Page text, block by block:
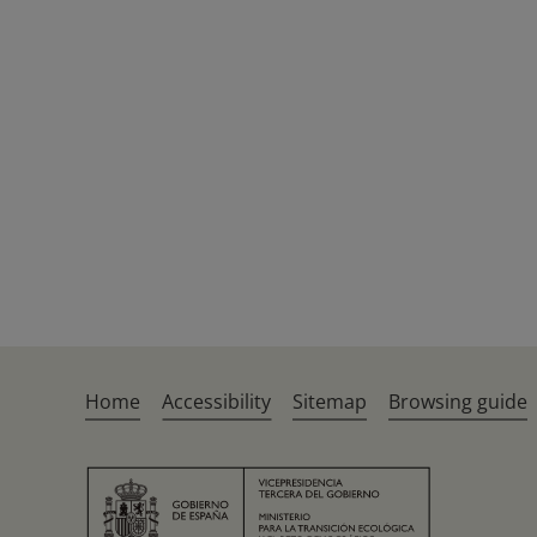
Home Accessibility Sitemap Browsing guide